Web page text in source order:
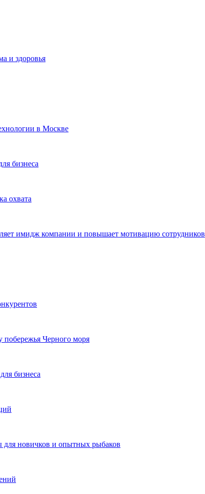
и здоровья
в Москве
бизнеса
охвата
имидж компании и повышает мотивацию сотрудников
побережья Черного моря
бизнеса
для новичков и опытных рыбаков